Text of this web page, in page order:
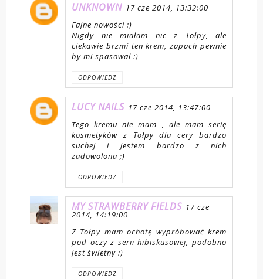
UNKNOWN 17 cze 2014, 13:32:00
Fajne nowości :)
Nigdy nie miałam nic z Tołpy, ale
ciekawie brzmi ten krem, zapach pewnie
by mi spasował :)
ODPOWIEDZ
LUCY NAILS 17 cze 2014, 13:47:00
Tego kremu nie mam , ale mam serię
kosmetyków z Tołpy dla cery bardzo
suchej i jestem bardzo z nich
zadowolona ;)
ODPOWIEDZ
MY STRAWBERRY FIELDS 17 cze
2014, 14:19:00
Z Tołpy mam ochotę wypróbować krem
pod oczy z serii hibiskusowej, podobno
jest świetny :)
ODPOWIEDZ